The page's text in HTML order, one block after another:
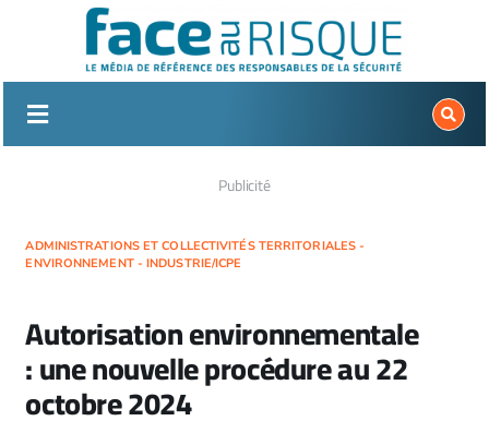
Publicité
ADMINISTRATIONS ET COLLECTIVITÉS TERRITORIALES -
ENVIRONNEMENT - INDUSTRIE/ICPE
Autorisation environnementale
: une nouvelle procédure au 22
octobre 2024